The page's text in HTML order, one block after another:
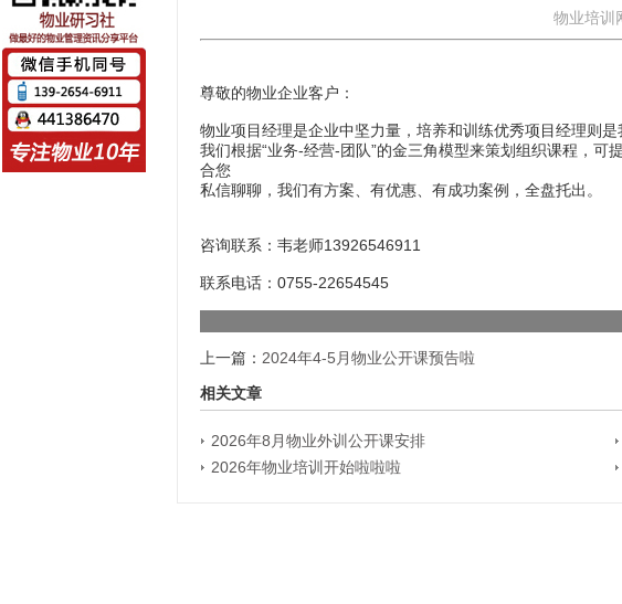
物业培训
尊敬的物业企业客户：
物业项目经理是企业中坚力量，培养和训练优秀项目经理则是
我们根据“业务-经营-团队”的金三角模型来策划组织课程，
合您
私信聊聊，我们有方案、有优惠、有成功案例，全盘托出。
咨询联系：韦老师13926546911
联系电话：0755-22654545
上一篇： 2024年4-5月物业公开课预告啦
相关文章
2026年8月物业外训公开课安排
2026年物业培训开始啦啦啦